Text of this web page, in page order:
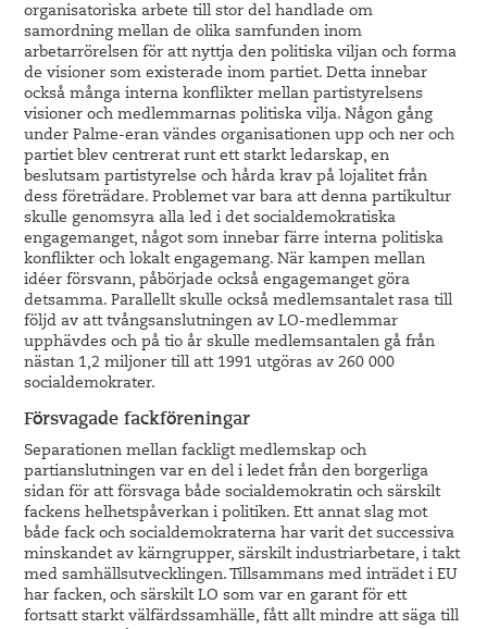
organisatoriska arbete till stor del handlade om
samordning mellan de olika samfunden inom
arbetarrörelsen för att nyttja den politiska viljan och forma
de visioner som existerade inom partiet. Detta innebar
också många interna konflikter mellan partistyrelsens
visioner och medlemmarnas politiska vilja. Någon gång
under Palme-eran vändes organisationen upp och ner och
partiet blev centrerat runt ett starkt ledarskap, en
beslutsam partistyrelse och hårda krav på lojalitet från
dess företrädare. Problemet var bara att denna partikultur
skulle genomsyra alla led i det socialdemokratiska
engagemanget, något som innebar färre interna politiska
konflikter och lokalt engagemang. När kampen mellan
idéer försvann, påbörjade också engagemanget göra
detsamma. Parallellt skulle också medlemsantalet rasa till
följd av att tvångsanslutningen av LO-medlemmar
upphävdes och på tio år skulle medlemsantalen gå från
nästan 1,2 miljoner till att 1991 utgöras av 260 000
socialdemokrater.
Försvagade fackföreningar
Separationen mellan fackligt medlemskap och
partianslutningen var en del i ledet från den borgerliga
sidan för att försvaga både socialdemokratin och särskilt
fackens helhetspåverkan i politiken. Ett annat slag mot
både fack och socialdemokraterna har varit det successiva
minskandet av kärngrupper, särskilt industriarbetare, i takt
med samhällsutvecklingen. Tillsammans med inträdet i EU
har facken, och särskilt LO som var en garant för ett
fortsatt starkt välfärdssamhälle, fått allt mindre att säga till